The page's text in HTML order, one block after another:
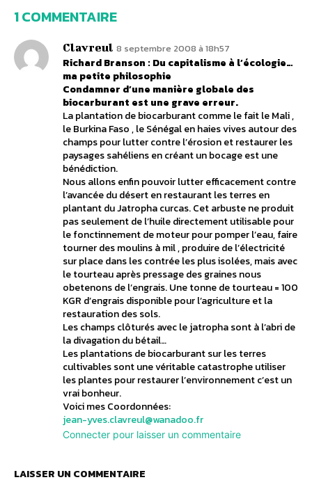
1 COMMENTAIRE
Clavreul 8 septembre 2008 à 18h57
Richard Branson : Du capitalisme à l’écologie…
ma petite philosophie
Condamner d’une manière globale des
biocarburant est une grave erreur.
La plantation de biocarburant comme le fait le Mali ,
le Burkina Faso , le Sénégal en haies vives autour des
champs pour lutter contre l’érosion et restaurer les
paysages sahéliens en créant un bocage est une
bénédiction.
Nous allons enfin pouvoir lutter efficacement contre
l’avancée du désert en restaurant les terres en
plantant du Jatropha curcas. Cet arbuste ne produit
pas seulement de l’huile directement utilisable pour
le fonctinnement de moteur pour pomper l’eau, faire
tourner des moulins à mil , produire de l’électricité
sur place dans les contrée les plus isolées, mais avec
le tourteau après pressage des graines nous
obetenons de l’engrais. Une tonne de tourteau = 100
KGR d’engrais disponible pour l’agriculture et la
restauration des sols.
Les champs clôturés avec le jatropha sont à l’abri de
la divagation du bétail…
Les plantations de biocarburant sur les terres
cultivables sont une véritable catastrophe utiliser
les plantes pour restaurer l’environnement c’est un
vrai bonheur.
Voici mes Coordonnées:
jean-yves.clavreul@wanadoo.fr
Connecter pour laisser un commentaire
LAISSER UN COMMENTAIRE